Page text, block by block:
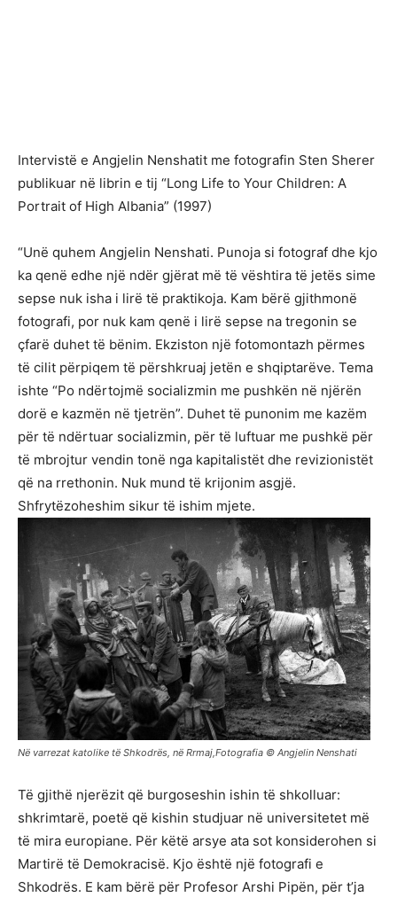
Intervistë e Angjelin Nenshatit me fotografin Sten Sherer
publikuar në librin e tij “Long Life to Your Children: A
Portrait of High Albania” (1997)
“Unë quhem Angjelin Nenshati. Punoja si fotograf dhe kjo
ka qenë edhe një ndër gjërat më të vështira të jetës sime
sepse nuk isha i lirë të praktikoja. Kam bërë gjithmonë
fotografi, por nuk kam qenë i lirë sepse na tregonin se
çfarë duhet të bënim. Ekziston një fotomontazh përmes
të cilit përpiqem të përshkruaj jetën e shqiptarëve. Tema
ishte “Po ndërtojmë socializmin me pushkën në njërën
dorë e kazmën në tjetrën”. Duhet të punonim me kazëm
për të ndërtuar socializmin, për të luftuar me pushkë për
të mbrojtur vendin tonë nga kapitalistët dhe revizionistët
që na rrethonin. Nuk mund të krijonim asgjë.
Shfrytëzoheshim sikur të ishim mjete.
Në varrezat katolike të Shkodrës, në Rrmaj,Fotografia © Angjelin Nenshati
Të gjithë njerëzit që burgoseshin ishin të shkolluar:
shkrimtarë, poetë që kishin studjuar në universitetet më
të mira europiane. Për këtë arsye ata sot konsiderohen si
Martirë të Demokracisë. Kjo është një fotografi e
Shkodrës. E kam bërë për Profesor Arshi Pipën, për t’ja